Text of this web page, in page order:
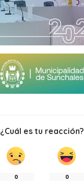
¿Cuál es tu reacción?
0 0